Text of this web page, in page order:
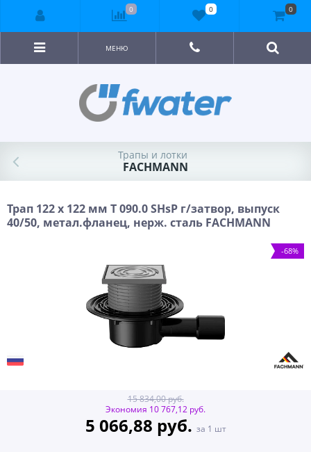
МЕНЮ
Трапы и лотки
FACHMANN
Трап 122 x 122 мм T 090.0 SHsP г/затвор, выпуск
40/50, метал.фланец, нерж. сталь FACHMANN
-68%
15 834,00 руб.
Экономия 10 767,12 руб.
5 066,88 руб. за 1 шт
0 0 0